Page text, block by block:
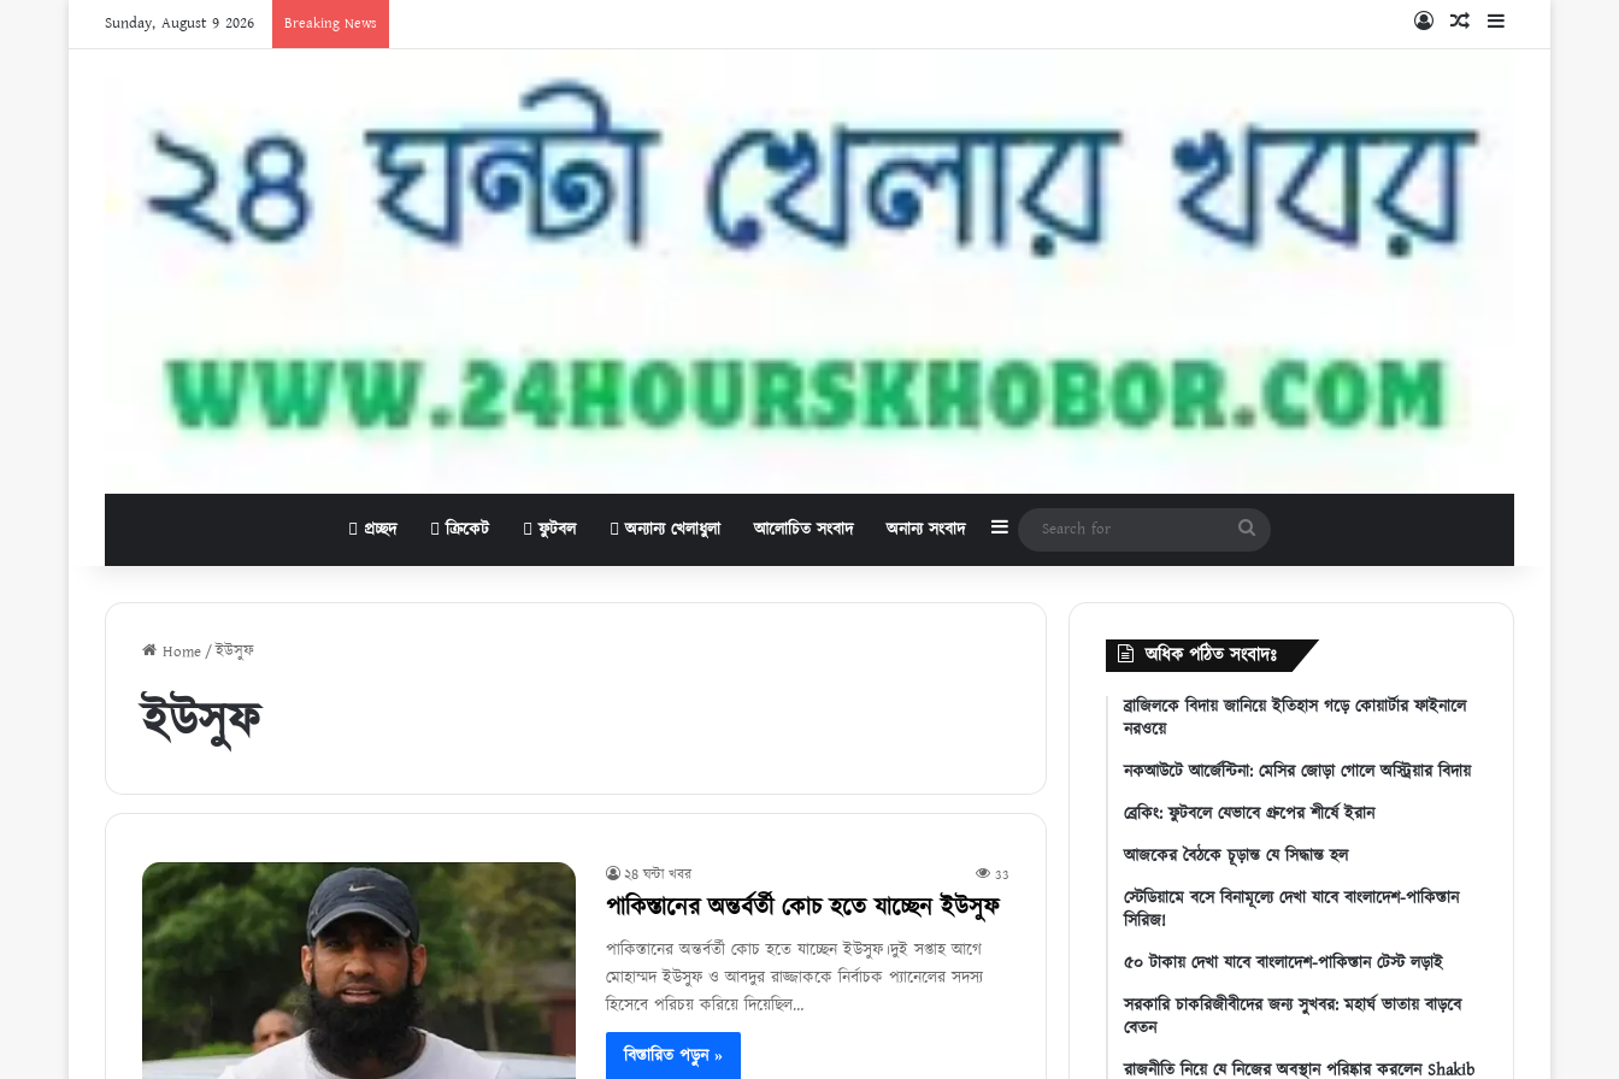
Sunday, August 9 2026 Breaking News Log InRandom Article
Sidebar
প্রচ্ছদ ক্রিকেট ফুটবল অন্যান্য খেলাধুলা আলোচিত সংবাদ অনান্য সংবাদ Sidebar
Search
for
Home/ইউসুফ
ইউসুফ
২৪ ঘন্টা খবর 33
পাকিস্তানের অন্তর্বর্তী কোচ হতে যাচ্ছেন ইউসুফ
পাকিস্তানের অন্তর্বর্তী কোচ হতে যাচ্ছেন ইউসুফ।দুই সপ্তাহ আগে
মোহাম্মদ ইউসুফ ও আবদুর রাজ্জাককে নির্বাচক প্যানেলের সদস্য
হিসেবে পরিচয় করিয়ে দিয়েছিল…
বিস্তারিত পড়ুন »
অধিক পঠিত সংবাদঃ
ব্রাজিলকে বিদায় জানিয়ে ইতিহাস গড়ে কোয়ার্টার ফাইনালে
নরওয়ে
নকআউটে আর্জেন্টিনা: মেসির জোড়া গোলে অস্ট্রিয়ার বিদায়
ব্রেকিং: ফুটবলে যেভাবে গ্রুপের শীর্ষে ইরান
আজকের বৈঠকে চূড়ান্ত যে সিদ্ধান্ত হল
স্টেডিয়ামে বসে বিনামূল্যে দেখা যাবে বাংলাদেশ-পাকিস্তান
সিরিজ!
৫০ টাকায় দেখা যাবে বাংলাদেশ-পাকিস্তান টেস্ট লড়াই
সরকারি চাকরিজীবীদের জন্য সুখবর: মহার্ঘ ভাতায় বাড়বে
বেতন
রাজনীতি নিয়ে যে নিজের অবস্থান পরিষ্কার করলেন Shakib